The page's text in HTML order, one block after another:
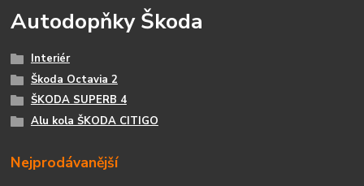
Autodopňky Škoda
Interiér
Škoda Octavia 2
ŠKODA SUPERB 4
Alu kola ŠKODA CITIGO
Nejprodávanější